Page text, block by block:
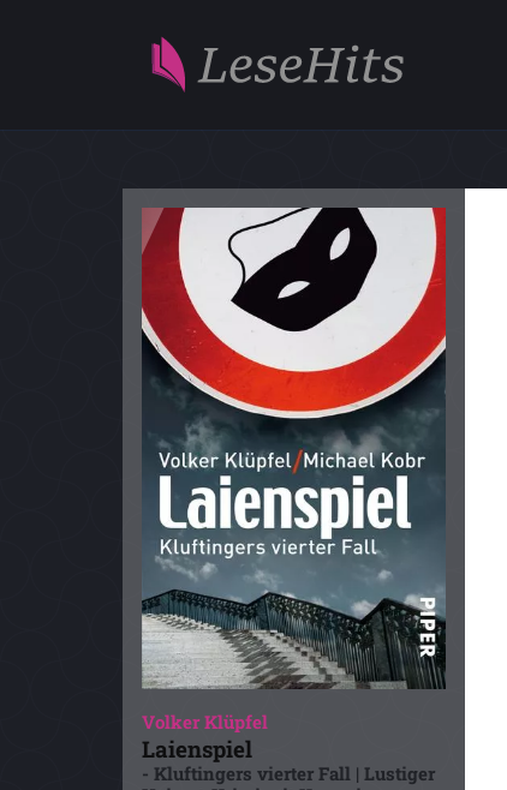
Volker Klüpfel
Laienspiel
- Kluftingers vierter Fall | Lustiger